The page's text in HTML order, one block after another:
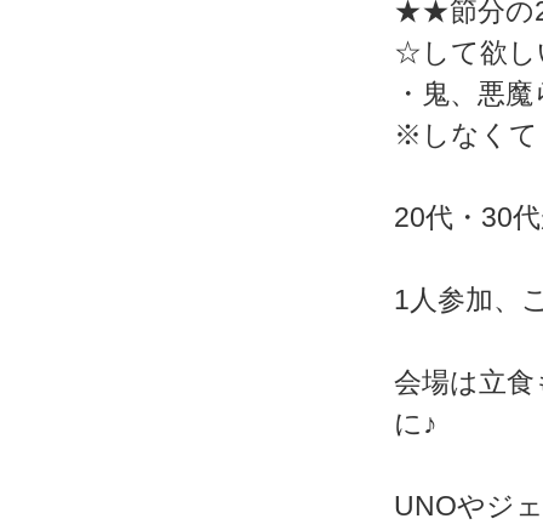
★★節分の
☆して欲
・鬼、悪
※しなくて
20代・30
1人参加、
会場は立
に♪
UNOやジ